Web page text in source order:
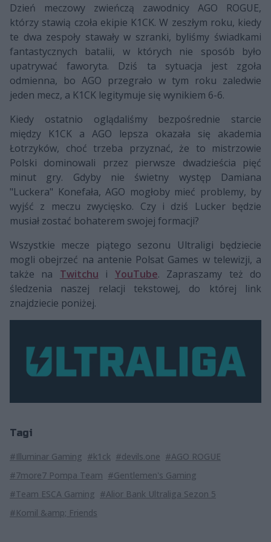
Dzień meczowy zwieńczą zawodnicy AGO ROGUE,
którzy stawią czoła ekipie K1CK. W zeszłym roku, kiedy
te dwa zespoły stawały w szranki, byliśmy świadkami
fantastycznych batalii, w których nie sposób było
upatrywać faworyta. Dziś ta sytuacja jest zgoła
odmienna, bo AGO przegrało w tym roku zaledwie
jeden mecz, a K1CK legitymuje się wynikiem 6-6.
Kiedy ostatnio oglądaliśmy bezpośrednie starcie
między K1CK a AGO lepsza okazała się akademia
Łotrzyków, choć trzeba przyznać, że to mistrzowie
Polski dominowali przez pierwsze dwadzieścia pięć
minut gry. Gdyby nie świetny występ Damiana
"Luckera" Konefała, AGO mogłoby mieć problemy, by
wyjść z meczu zwycięsko. Czy i dziś Lucker będzie
musiał zostać bohaterem swojej formacji?
Wszystkie mecze piątego sezonu Ultraligi będziecie
mogli obejrzeć na antenie Polsat Games w telewizji, a
także na Twitchu i YouTube. Zapraszamy też do
śledzenia naszej relacji tekstowej, do której link
znajdziecie poniżej.
Tagi
#Illuminar Gaming #k1ck #devils.one #AGO ROGUE
#7more7 Pompa Team #Gentlemen's Gaming
#Team ESCA Gaming #Alior Bank Ultraliga Sezon 5
#Komil &amp; Friends